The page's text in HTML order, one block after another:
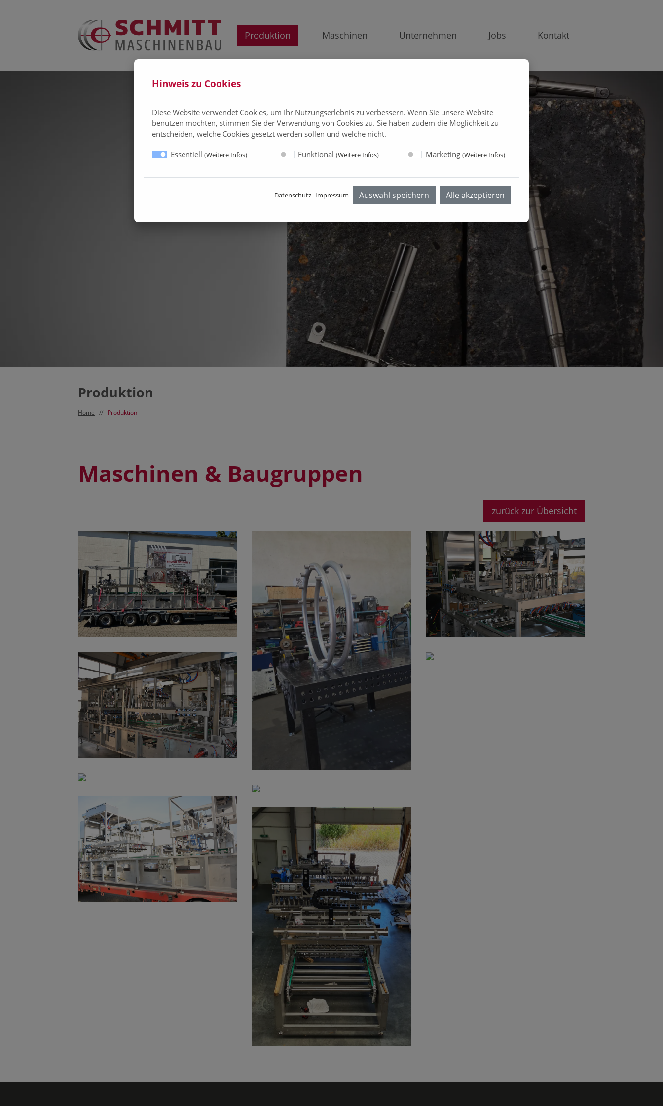
Produktion Maschinen Unternehmen Jobs Kontakt
Produktion
Home // Produktion
Maschinen & Baugruppen
zurück zur Übersicht
Hinweis zu Cookies
Diese Website verwendet Cookies, um Ihr Nutzungserlebnis zu verbessern. Wenn Sie unsere Website
benutzen möchten, stimmen Sie der Verwendung von Cookies zu. Sie haben zudem die Möglichkeit zu
entscheiden, welche Cookies gesetzt werden sollen und welche nicht.
Essentiell (Weitere Infos) Funktional(Weitere Infos) Marketing (Weitere Infos)
Datenschutz Impressum Auswahl speichern Alle akzeptieren